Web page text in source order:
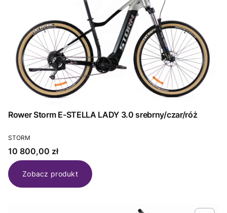
Rower Storm E-STELLA LADY 3.0 srebrny/czar/róż
PRODUCENT
STORM
Cena
10 800,00 zł
Zobacz produkt